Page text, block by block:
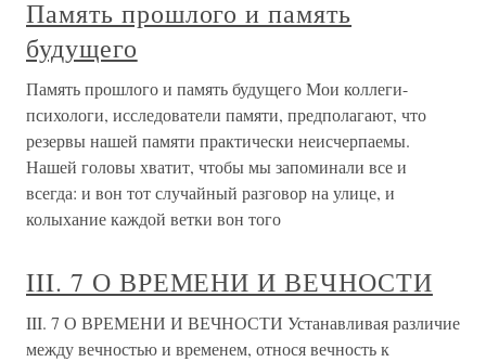
Память прошлого и память
будущего
Память прошлого и память будущего Мои коллеги-
психологи, исследователи памяти, предполагают, что
резервы нашей памяти практически неисчерпаемы.
Нашей головы хватит, чтобы мы запоминали все и
всегда: и вон тот случайный разговор на улице, и
колыхание каждой ветки вон того
III. 7 О ВРЕМЕНИ И ВЕЧНОСТИ
III. 7 О ВРЕМЕНИ И ВЕЧНОСТИ Устанавливая различие
между вечностью и временем, относя вечность к